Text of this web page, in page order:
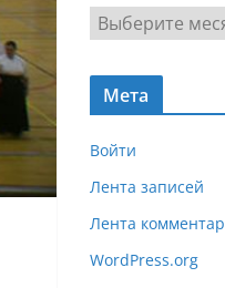
г
я
р
х
Мета
Войти
Лента записей
Лента
WordPress.org